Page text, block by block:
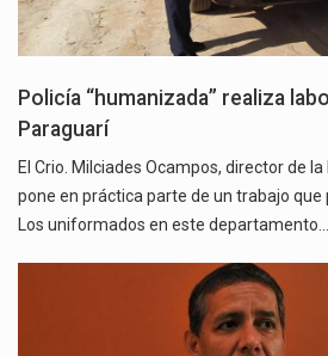
Policía “humanizada” realiza
Paraguarí
El Crio. Milciades Ocampos, director de
pone en práctica parte de un trabajo
Los uniformados en este departamento…